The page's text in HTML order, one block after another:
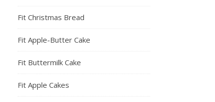
Fit Christmas Bread
Fit Apple-Butter Cake
Fit Buttermilk Cake
Fit Apple Cakes